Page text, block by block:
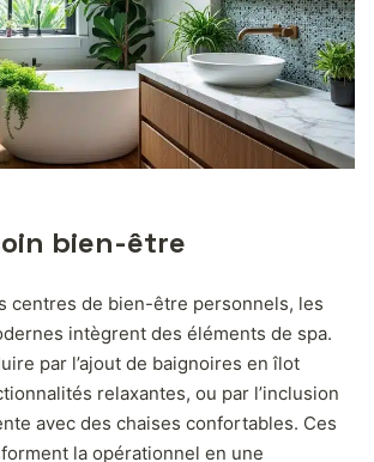
bien-être
centres de bien-être personnels, les
intègrent des éléments de spa.
par l’ajout de baignoires en îlot
relaxantes, ou par l’inclusion
avec des chaises confortables. Ces
la opérationnel en une